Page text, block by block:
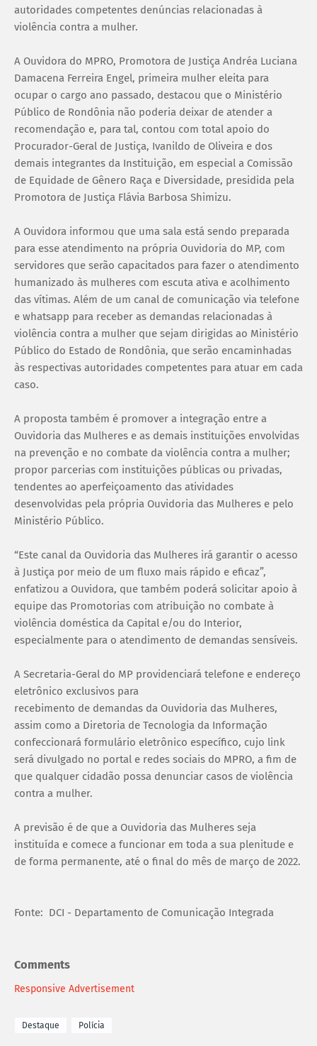
autoridades competentes denúncias relacionadas à
violência contra a mulher.
A Ouvidora do MPRO, Promotora de Justiça Andréa Luciana
Damacena Ferreira Engel, primeira mulher eleita para
ocupar o cargo ano passado, destacou que o Ministério
Público de Rondônia não poderia deixar de atender a
recomendação e, para tal, contou com total apoio do
Procurador-Geral de Justiça, Ivanildo de Oliveira e dos
demais integrantes da Instituição, em especial a Comissão
de Equidade de Gênero Raça e Diversidade, presidida pela
Promotora de Justiça Flávia Barbosa Shimizu.
A Ouvidora informou que uma sala está sendo preparada
para esse atendimento na própria Ouvidoria do MP, com
servidores que serão capacitados para fazer o atendimento
humanizado às mulheres com escuta ativa e acolhimento
das vítimas. Além de um canal de comunicação via telefone
e whatsapp para receber as demandas relacionadas à
violência contra a mulher que sejam dirigidas ao Ministério
Público do Estado de Rondônia, que serão encaminhadas
às respectivas autoridades competentes para atuar em cada
caso.
A proposta também é promover a integração entre a
Ouvidoria das Mulheres e as demais instituições envolvidas
na prevenção e no combate da violência contra a mulher;
propor parcerias com instituições públicas ou privadas,
tendentes ao aperfeiçoamento das atividades
desenvolvidas pela própria Ouvidoria das Mulheres e pelo
Ministério Público.
“Este canal da Ouvidoria das Mulheres irá garantir o acesso
à Justiça por meio de um fluxo mais rápido e eficaz”,
enfatizou a Ouvidora, que também poderá solicitar apoio à
equipe das Promotorias com atribuição no combate à
violência doméstica da Capital e/ou do Interior,
especialmente para o atendimento de demandas sensíveis.
A Secretaria-Geral do MP providenciará telefone e endereço
eletrônico exclusivos para
recebimento de demandas da Ouvidoria das Mulheres,
assim como a Diretoria de Tecnologia da Informação
confeccionará formulário eletrônico específico, cujo link
será divulgado no portal e redes sociais do MPRO, a fim de
que qualquer cidadão possa denunciar casos de violência
contra a mulher.
A previsão é de que a Ouvidoria das Mulheres seja
instituída e comece a funcionar em toda a sua plenitude e
de forma permanente, até o final do mês de março de 2022.
Fonte: DCI - Departamento de Comunicação Integrada
Comments
Responsive Advertisement
Destaque Polícia